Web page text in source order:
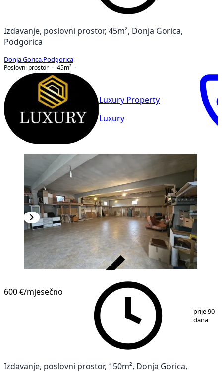
Izdavanje, poslovni prostor, 45m², Donja Gorica,
Podgorica
Donja Gorica Podgorica
Poslovni prostor
45m²
Luxury Property
Luxury
600 €/mjesečno
prije 90
dana
Izdavanje, poslovni prostor, 150m², Donja Gorica,